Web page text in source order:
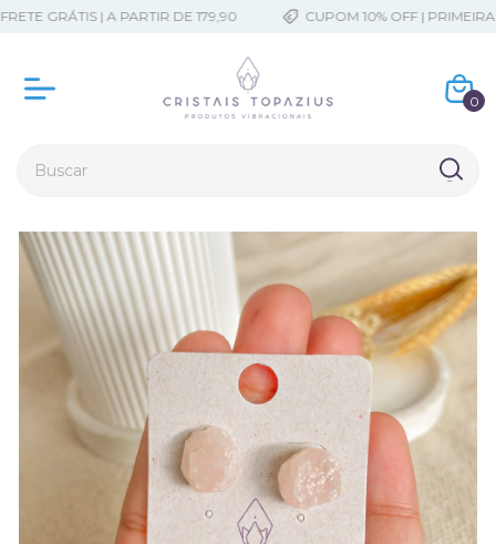
GRÁTIS | A PARTIR DE 179,90 CUPOM 10% OFF |
0